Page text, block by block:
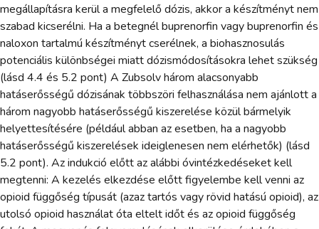
megállapításra kerül a megfelelő dózis, akkor a készítményt nem
szabad kicserélni. Ha a betegnél buprenorfin vagy buprenorfin és
naloxon tartalmú készítményt cserélnek, a biohasznosulás
potenciális különbségei miatt dózismódosításokra lehet szükség
(lásd 4.4 és 5.2 pont) A Zubsolv három alacsonyabb
hatáserősségű dózisának többszöri felhasználása nem ajánlott a
három nagyobb hatáserősségű kiszerelése közül bármelyik
helyettesítésére (például abban az esetben, ha a nagyobb
hatáserősségű kiszerelések ideiglenesen nem elérhetők) (lásd
5.2 pont). Az indukció előtt az alábbi óvintézkedéseket kell
megtenni: A kezelés elkezdése előtt figyelembe kell venni az
opioid függőség típusát (azaz tartós vagy rövid hatású opioid), az
utolsó opioid használat óta eltelt időt és az opioid függőség